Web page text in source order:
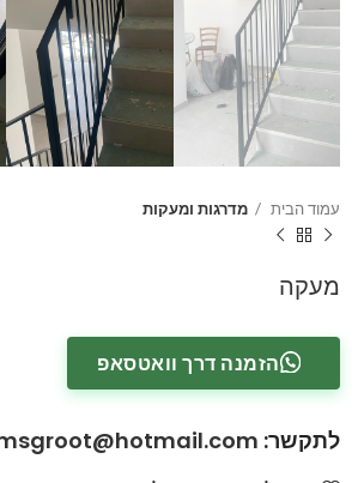
עמוד הבית מדרגות ומעקות
מעקה
הזמנה דרך וואטסאפ
לתקשר: